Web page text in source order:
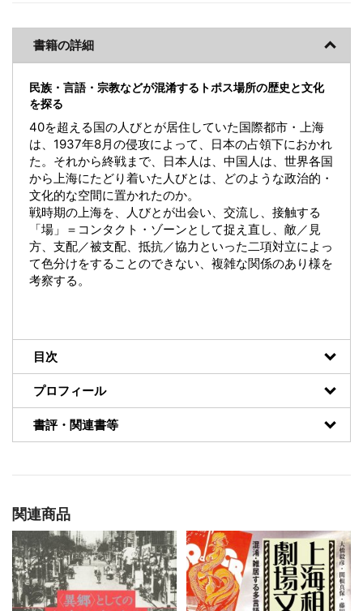
書籍の詳細
民族・言語・宗教などが混淆するトポス場所の歴史と文化
を探る
40を超える国の人びとが居住していた国際都市・上海
は、1937年8月の侵攻によって、日本の占領下におかれ
た。それから終戦まで、日本人は、中国人は、世界各国
から上海にたどり着いた人びとは、どのような政治的・
文化的な空間に置かれたのか。
戦時期の上海を、人びとが出会い、交流し、接触する
「場」＝コンタクト・ゾーンとして捉え直し、敵／見
方、支配／被支配、抵抗／協力といった二項対立によっ
て色分けをすることのできない、複雑な関係のあり様を
考察する。
目次
プロフィール
書評・関連書等
関連商品